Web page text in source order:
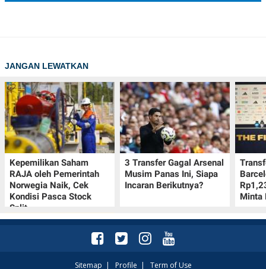
JANGAN LEWATKAN
Kepemilikan Saham
RAJA oleh Pemerintah
Norwegia Naik, Cek
Kondisi Pasca Stock
Split
3 Transfer Gagal Arsenal
Musim Panas Ini, Siapa
Incaran Berikutnya?
Minta
Sitemap | Profile | Term of Use